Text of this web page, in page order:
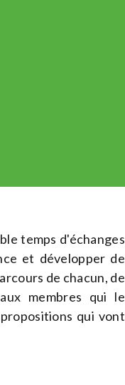
temps d'échanges
et développer de
de chacun, de
membres qui le
qui vont